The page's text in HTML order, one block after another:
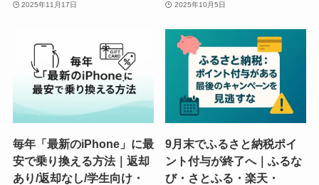
2025年11月17日 2025年10月5日
毎年「最新のiPhone」に最
安で乗り換える方法｜返却
あり/返却なし/学生向け・
9月末でふるさと納税ポイ
ント付与が終了へ｜ふるな
び・さとふる・楽天・